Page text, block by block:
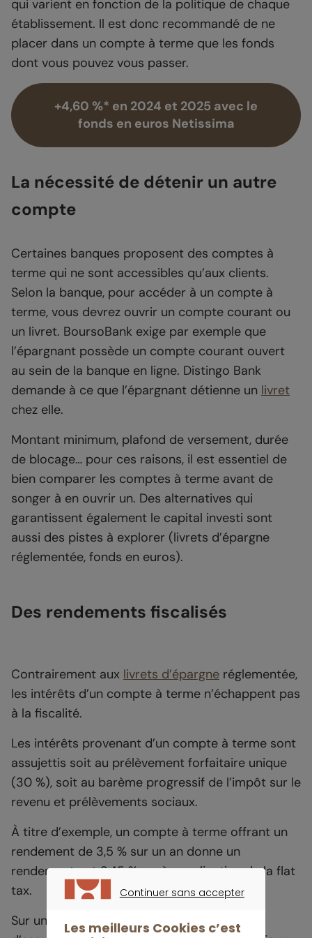
qui varient en fonction de la politique de chaque
établissement. Il est donc recommandé de ne
placer dans un compte à terme que les fonds
dont vous pouvez vous passer.
+4,60 %* en 2024 et 2025 avec le
fonds en euros Netissima
La nécessité de détenir un autre
compte
Certaines banques proposent des comptes à
terme qui ne sont accessibles qu’aux clients.
Selon la banque, pour accéder à un compte à
terme, vous devrez ouvrir un compte courant ou
un livret. BoursoBank exige par exemple que
l’épargnant possède un compte courant ouvert
au sein de la banque en ligne. Distingo Bank
demande à ce que l’épargnant détienne un livret
chez elle.
Montant minimum, plafond de versement, durée
de blocage… pour ces raisons, il est essentiel de
bien comparer les comptes à terme avant de
songer à en ouvrir un. Des alternatives qui
garantissent également le capital investi sont
aussi des pistes à explorer (livrets d’épargne
réglementée, fonds en euros).
Des rendements fiscalisés
Contrairement aux livrets d’épargne réglementée,
les intérêts d’un compte à terme n’échappent pas
à la fiscalité.
Les intérêts provenant d’un compte à terme sont
assujettis soit au prélèvement forfaitaire unique
(30 %), soit au barème progressif de l’impôt sur le
revenu et prélèvements sociaux.
À titre d’exemple, un compte à terme offrant un
rendement de 3,5 % sur un an donne un
rendement net 2,45 % après application de la flat
tax.
Sur un fonds en euros dans un contrat
Continuer sans accepter
Les meilleurs Cookies c’est